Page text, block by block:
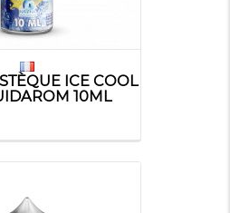
ICE COOL
10ML